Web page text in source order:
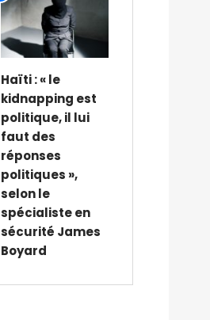
Haïti : « le
kidnapping est
politique, il lui
faut des
réponses
politiques »,
selon le
spécialiste en
sécurité James
Boyard